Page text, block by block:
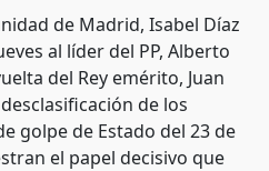
de Madrid, Isabel Díaz
al líder del PP, Alberto
del Rey emérito, Juan
de los
golpe de Estado del 23 de
el papel decisivo que